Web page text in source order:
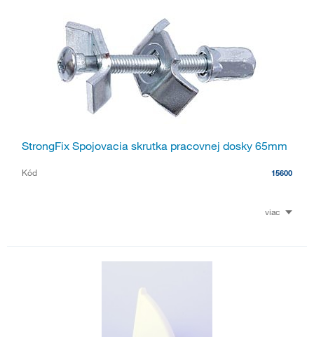
StrongFix Spojovacia skrutka pracovnej dosky 65mm
Kód 15600
viac